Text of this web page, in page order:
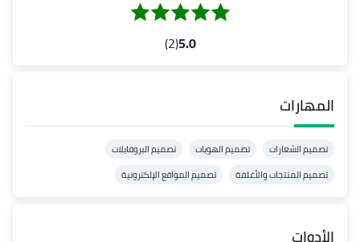
5.0
(2)
المهارات
تصميم الشعارات تصميم الهويات
تصميم البروفايلات
تصميم المنتجات والأغلفة
تصميم المواقع الإلكترونية